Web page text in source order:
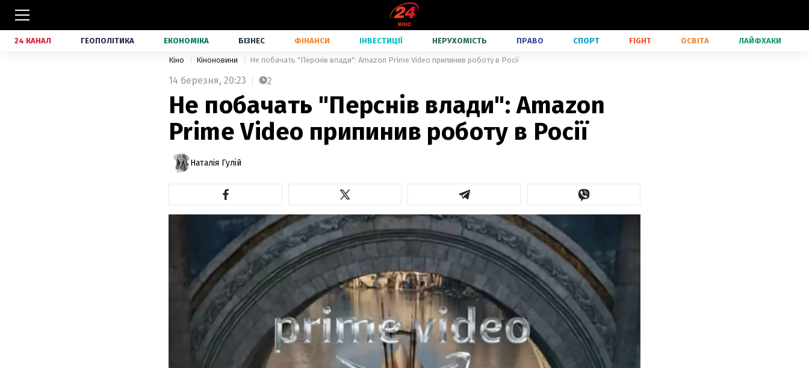
24 КАНАЛ ГЕОПОЛІТИКА ЕКОНОМІКА БІЗНЕС ФІНАНСИ ІНВЕСТИЦІЇ НЕРУХОМІСТЬ ПРАВО СПОРТ FIGHT ОСВІТА ЛАЙФХАКИ
Кіно Кіноновини Не побачать "Перснів влади": Amazon Prime Video припинив роботу в Росії
14 березня, 20:23 2
Не побачать "Перснів влади": Amazon
Prime Video припинив роботу в Росії
Наталія Гулій